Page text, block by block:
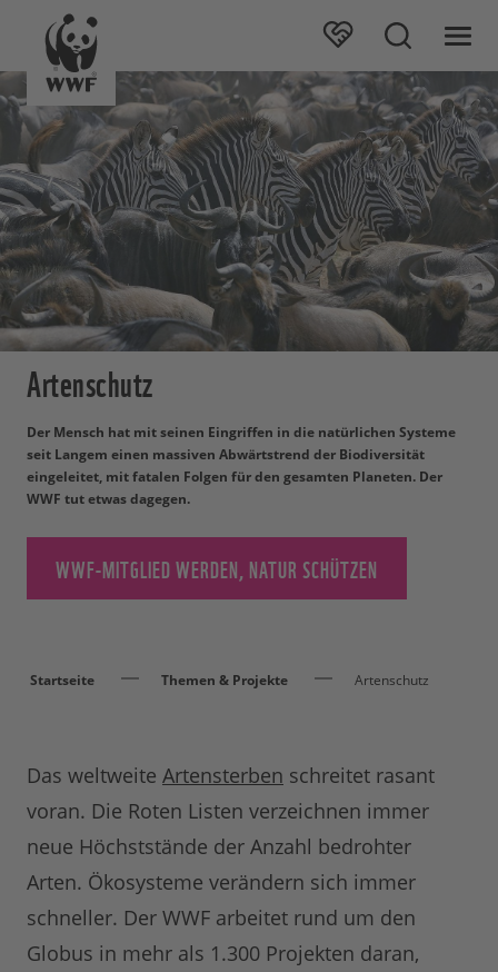
Artenschutz
Der Mensch hat mit seinen Eingriffen in die natürlichen Systeme
seit Langem einen massiven Abwärtstrend der Biodiversität
eingeleitet, mit fatalen Folgen für den gesamten Planeten. Der
WWF tut etwas dagegen.
WWF-MITGLIED WERDEN, NATUR SCHÜTZEN
Startseite Themen & Projekte Artenschutz
Das weltweite Artensterben schreitet rasant
voran. Die Roten Listen verzeichnen immer
neue Höchststände der Anzahl bedrohter
Arten. Ökosysteme verändern sich immer
schneller. Der WWF arbeitet rund um den
Globus in mehr als 1.300 Projekten daran,